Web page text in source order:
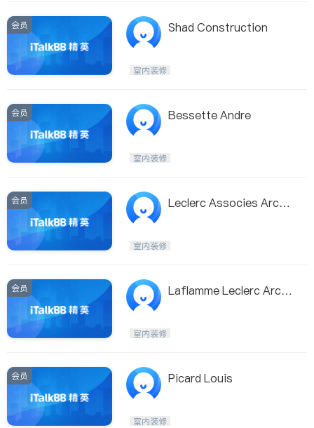
会员 Shad Construction
室内装修
会员 Bessette Andre
室内装修
会员
Leclerc Associes Archit
室内装修
会员
Laflamme Leclerc Archi
室内装修
会员 Picard Louis
室内装修